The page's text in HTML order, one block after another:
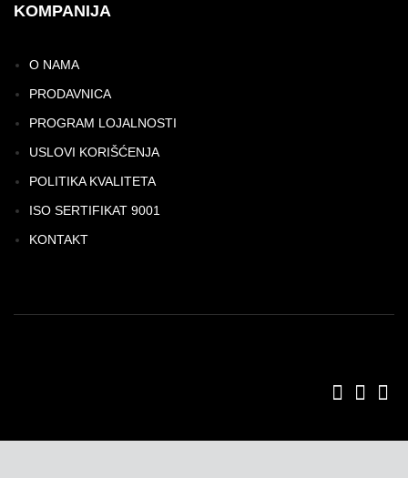
KOMPANIJA
O NAMA
PRODAVNICA
PROGRAM LOJALNOSTI
USLOVI KORIŠĆENJA
POLITIKA KVALITETA
ISO SERTIFIKAT 9001
KONTAKT